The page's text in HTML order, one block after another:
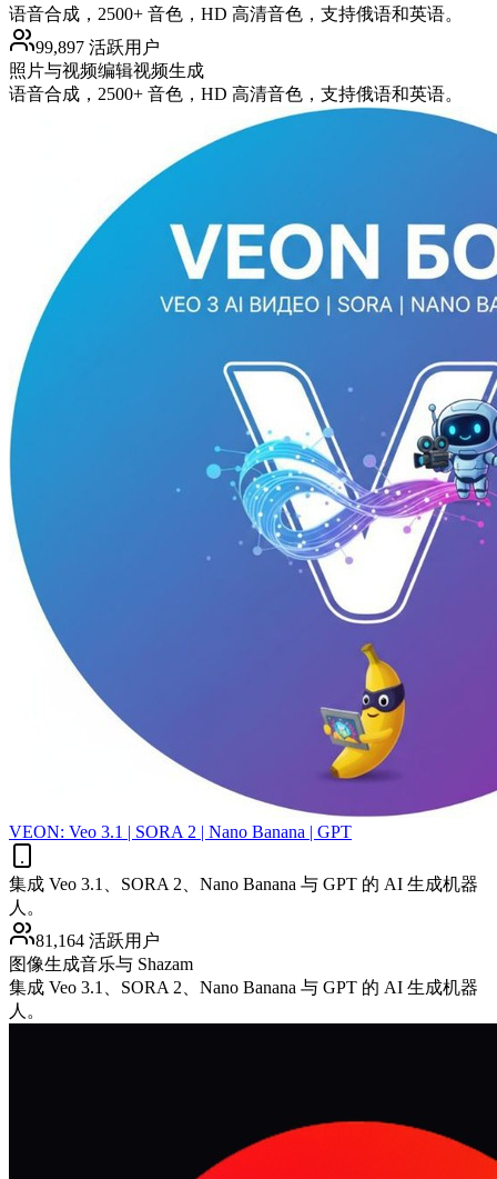
语音合成，2500+ 音色，HD 高清音色，支持俄语和英语。
99,897 活跃用户
照片与视频编辑视频生成
语音合成，2500+ 音色，HD 高清音色，支持俄语和英语。
VEON: Veo 3.1 | SORA 2 | Nano Banana | GPT
集成 Veo 3.1、SORA 2、Nano Banana 与 GPT 的 AI 生成机器
人。
81,164 活跃用户
图像生成音乐与 Shazam
集成 Veo 3.1、SORA 2、Nano Banana 与 GPT 的 AI 生成机器
人。